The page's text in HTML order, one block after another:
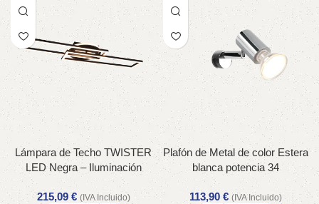
Lámpara de Techo TWISTER
LED Negra – Iluminación
Decorativa y Eficiente con
Mando a Distancia – Color:
215,09€ (IVA Incluido)
Plafón de Metal de color Estera
blanca potencia 34
2300+3000+4000K IP20
113,90 € (IVA Incluido)